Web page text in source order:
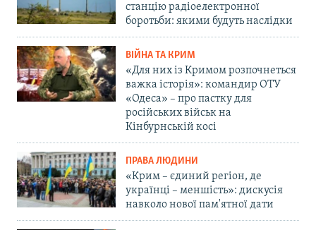
станцію радіоелектронної
боротьби: якими будуть наслідки
ВІЙНА ТА КРИМ
«Для них із Кримом розпочнеться
важка історія»: командир ОТУ
«Одеса» – про пастку для
російських військ на
Кінбурнській косі
ПРАВА ЛЮДИНИ
«Крим – єдиний регіон, де
українці – меншість»: дискусія
навколо нової пам'ятної дати